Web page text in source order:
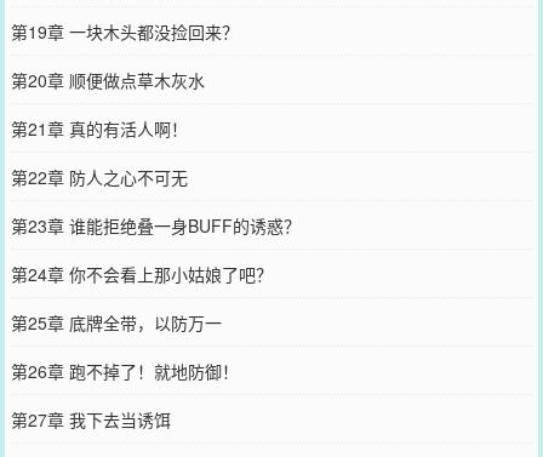
第19章 一块木头都没捡回来？
第20章 顺便做点草木灰水
第21章 真的有活人啊！
第22章 防人之心不可无
第23章 谁能拒绝叠一身BUFF的诱惑？
第24章 你不会看上那小姑娘了吧？
第25章 底牌全带，以防万一
第26章 跑不掉了！就地防御！
第27章 我下去当诱饵